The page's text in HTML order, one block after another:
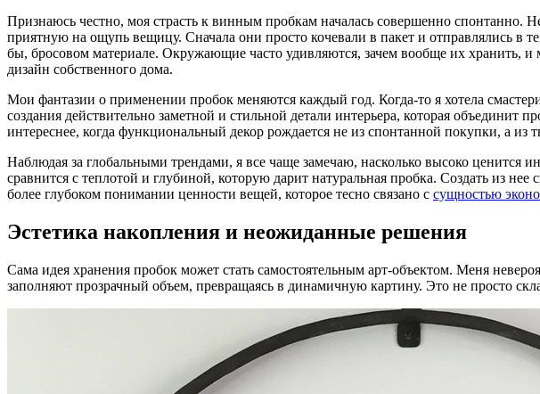
Признаюсь честно, моя страсть к винным пробкам началась совершенно спонтанно.
приятную на ощупь вещицу. Сначала они просто кочевали в пакет и отправлялись в
бы, бросовом материале. Окружающие часто удивляются, зачем вообще их хранить, и
дизайн собственного дома.
Мои фантазии о применении пробок меняются каждый год. Когда-то я хотела
создания действительно заметной и стильной детали интерьера, которая
интереснее, когда функциональный декор рождается не из спонтанной покупки, а
Наблюдая за глобальными трендами, я все чаще замечаю, насколько высоко
сравнится с теплотой и глубиной, которую дарит натуральная пробка. Создать из
более глубоком понимании ценности вещей, которое тесно связано с сущностью
Эстетика накопления и неожиданные решения
Сама идея хранения пробок может стать самостоятельным арт-объектом. Меня
заполняют прозрачный объем, превращаясь в динамичную картину. Это не просто